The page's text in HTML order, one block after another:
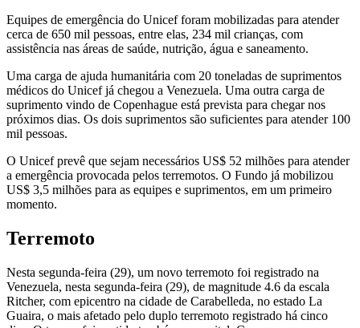
Equipes de emergência do Unicef foram mobilizadas para atender
cerca de 650 mil pessoas, entre elas, 234 mil crianças, com
assistência nas áreas de saúde, nutrição, água e saneamento.
Uma carga de ajuda humanitária com 20 toneladas de suprimentos
médicos do Unicef já chegou a Venezuela. Uma outra carga de
suprimento vindo de Copenhague está prevista para chegar nos
próximos dias. Os dois suprimentos são suficientes para atender 100
mil pessoas.
O Unicef prevê que sejam necessários US$ 52 milhões para atender
a emergência provocada pelos terremotos. O Fundo já mobilizou
US$ 3,5 milhões para as equipes e suprimentos, em um primeiro
momento.
Terremoto
Nesta segunda-feira (29), um novo terremoto foi registrado na
Venezuela, nesta segunda-feira (29), de magnitude 4.6 da escala
Ritcher, com epicentro na cidade de Carabelleda, no estado La
Guaira, o mais afetado pelo duplo terremoto registrado há cinco